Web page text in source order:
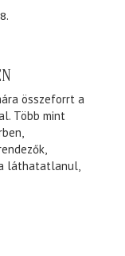
összeforrt a
Több mint
láthatatlanul,